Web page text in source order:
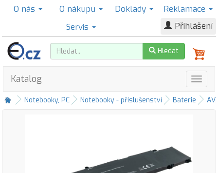
O nás O nákupu Doklady
Reklamace
Servis
Přihlášení
Hledat
Katalog
Notebooky, PC Notebooky - příslušenství Baterie